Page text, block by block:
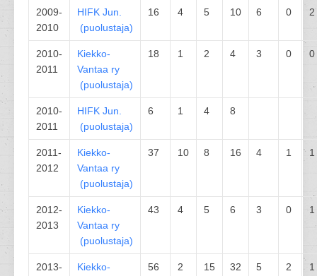
2009-
2010
HIFK Jun.
(puolustaja)
16 4 5 10 6 0 2
2010-
2011
Kiekko-
Vantaa ry
(puolustaja)
18 1 2 4 3 0 0
2010-
2011
HIFK Jun.
(puolustaja)
6 1 4 8
2011-
2012
Kiekko-
Vantaa ry
(puolustaja)
37 10 8 16 4 1 1
2012-
2013
Kiekko-
Vantaa ry
(puolustaja)
43 4 5 6 3 0 1
2013-
Kiekko-
56 2 15 32 5 2 1